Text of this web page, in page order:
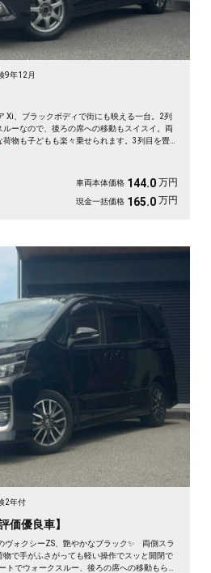
9年12月
Xi、ブラックボディで街にも映える一台。2列
ーなので、後ろの席への移動もスイスイ。両
物も子どもも楽々乗せられます。3列目を畳
。仲間との旅行にも送迎にも頼れる相棒です
お渡しします😊
車両本体価格 144.0 万円
現金一括価格 165.0 万円
2年付
優良車】
ヴォクシーZS、艶やかなブラック✨ 両側スラ
で手がふさがっても軽い操作でスッと開閉で
でウォークスルー、後ろの席への移動もらく